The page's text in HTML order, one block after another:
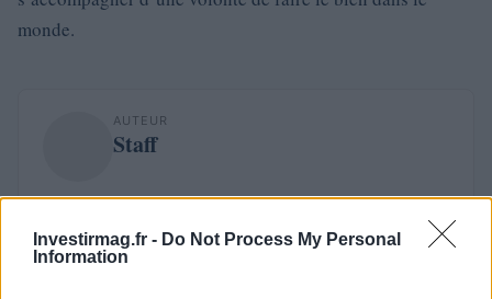
Investirmag.fr - Do Not Process My Personal
Information
monde.
AUTEUR
Staff